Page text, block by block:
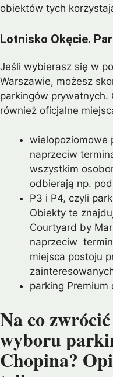
obiektów tych
Lotnisko Okęcie.
Jeśli wybierasz się w
Warszawie, możesz
parkingów prywatnych.
również oficjalne
wielopoziomowe
naprzeciw
wszystkim
odbierają np.
P3 i P4, czyli
Obiekty te
Courtyard by
naprzeciw
miejsca postoju
parking
Na co
wyboru
Chopina?